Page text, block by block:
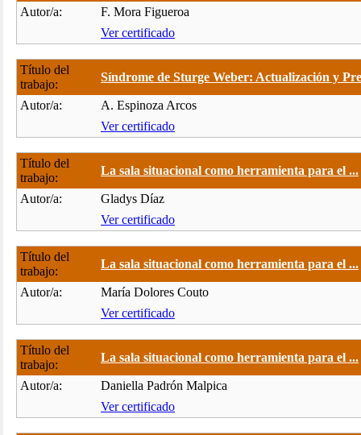
Autor/a:
F. Mora Figueroa
Ver certificado
Título del
trabajo:
Síndrome de Sturge Weber: Actualización y
Autor/a:
A. Espinoza Arcos
Ver certificado
Título del
trabajo:
La sala situacional como herramienta para el ...
Autor/a:
Gladys Díaz
Ver certificado
Título del
trabajo:
La sala situacional como herramienta para el ...
Autor/a:
María Dolores Couto
Ver certificado
Título del
trabajo:
La sala situacional como herramienta para el ...
Autor/a:
Daniella Padrón Malpica
Ver certificado